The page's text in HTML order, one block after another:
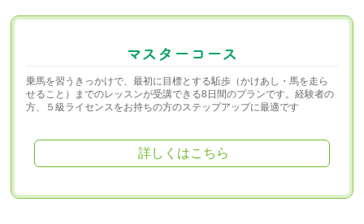
マスターコース
乗馬を習うきっかけで、最初に目標とする駈歩（かけあし・馬を走ら
せること）までのレッスンが受講できる8日間のプランです。経験者の
方、５級ライセンスをお持ちの方のステップアップに最適です
詳しくはこちら